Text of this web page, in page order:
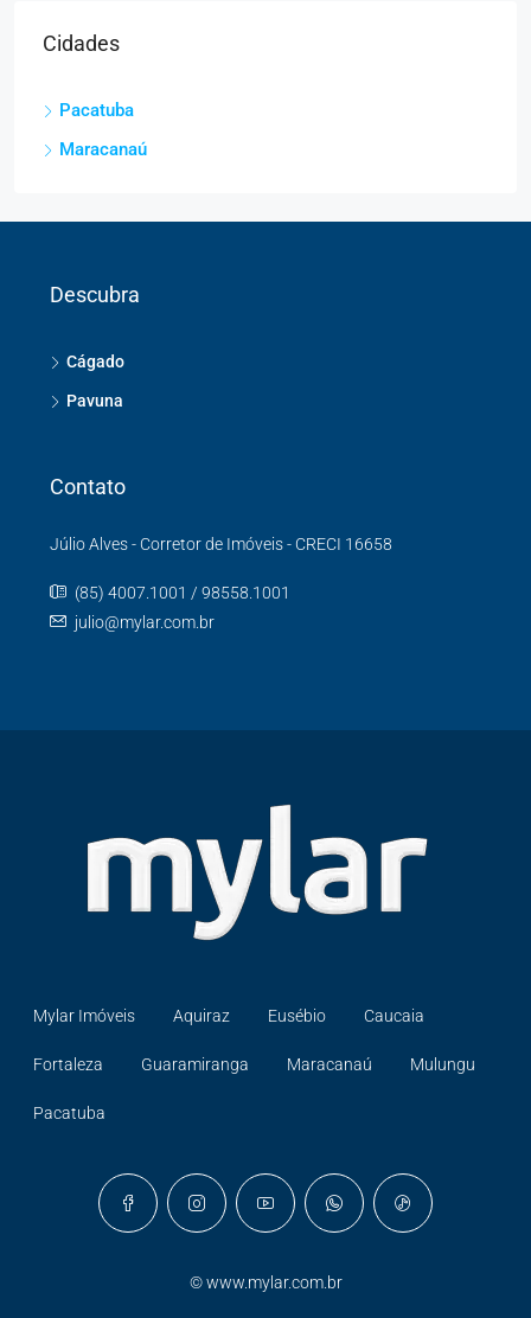
Cidades
Pacatuba
Maracanaú
Descubra
Cágado
Pavuna
Contato
Júlio Alves - Corretor de Imóveis - CRECI 16658
(85) 4007.1001 / 98558.1001
julio@mylar.com.br
Mylar Imóveis Aquiraz Eusébio Caucaia
Fortaleza Guaramiranga Maracanaú Mulungu
Pacatuba
©www.mylar.com.br